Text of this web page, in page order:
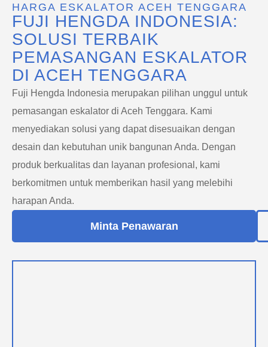
HARGA ESKALATOR ACEH TENGGARA
FUJI HENGDA INDONESIA:
SOLUSI TERBAIK
PEMASANGAN ESKALATOR
DI ACEH TENGGARA
Fuji Hengda Indonesia merupakan pilihan unggul untuk
pemasangan eskalator di Aceh Tenggara. Kami
menyediakan solusi yang dapat disesuaikan dengan
desain dan kebutuhan unik bangunan Anda. Dengan
produk berkualitas dan layanan profesional, kami
berkomitmen untuk memberikan hasil yang melebihi
harapan Anda.
Minta Penawaran